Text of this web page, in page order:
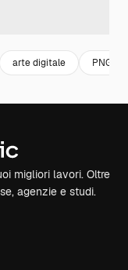
arte digitale PNG
migliori lavori. Oltre
agenzie e studi.